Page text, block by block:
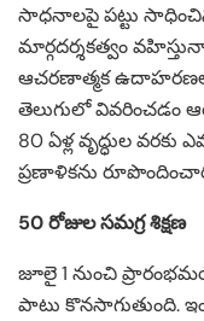
సాధనాలపై పట్టు
మార్గదర్శకత్వం
ఆచరణాత్మక
తెలుగులో వివరించడం
80 ఏళ్ల వృద్ధుల
ప్రణాళికను
50 రోజుల సమగ్ర శిక్షణ
జూలై 1 నుంచి
పాటు కొనసాగుతుంది.